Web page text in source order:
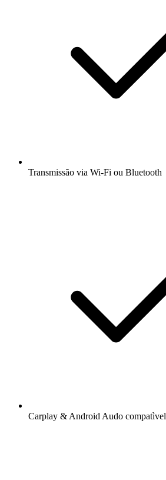
Transmissão via Wi-Fi ou Bluetooth
Carplay & Android Audo compatìvel